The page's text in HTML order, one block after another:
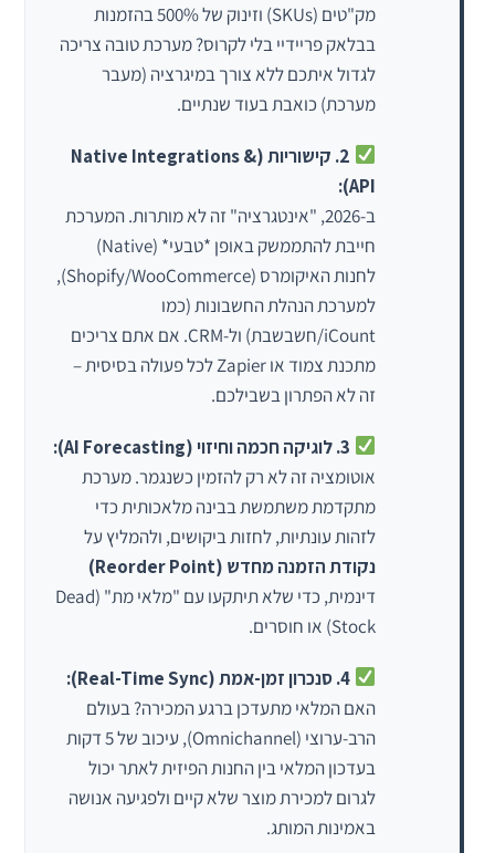
מק"טים (SKUs) וזינוק של 500% בהזמנות
בבלאק פריידיי בלי לקרוס? מערכת טובה צריכה
לגדול איתכם ללא צורך במיגרציה (מעבר
מערכת) כואבת בעוד שנתיים.
2. קישוריות (Native Integrations &
API):
ב-2026, "אינטגרציה" זה לא מותרות. המערכת
חייבת להתממשק באופן *טבעי* (Native)
לחנות האיקומרס (Shopify/WooCommerce),
למערכת הנהלת החשבונות (כמו
iCount/חשבשבת) ול-CRM. אם אתם צריכים
מתכנת צמוד או Zapier לכל פעולה בסיסית –
זה לא הפתרון בשבילכם.
אוטומציה זה לא רק להזמין כשנגמר. מערכת
מתקדמת משתמשת בבינה מלאכותית כדי
לזהות עונתיות, לחזות ביקושים, ולהמליץ על
נקודת הזמנה מחדש (Reorder Point)
דינמית, כדי שלא תיתקעו עם "מלאי מת" (Dead
Stock) או חוסרים.
האם המלאי מתעדכן ברגע המכירה? בעולם
הרב-ערוצי (Omnichannel), עיכוב של 5 דקות
בעדכון המלאי בין החנות הפיזית לאתר יכול
לגרום למכירת מוצר שלא קיים ולפגיעה אנושה
באמינות המותג.